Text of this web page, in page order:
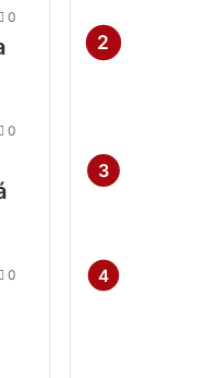
0
0
0